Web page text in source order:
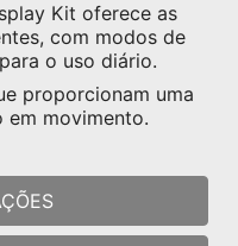
Kit oferece as
com modos de
o uso diário.
proporcionam uma
em movimento.